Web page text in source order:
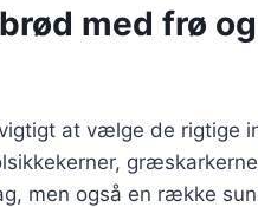
med frø
at vælge de rigtige
men også en række